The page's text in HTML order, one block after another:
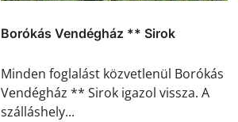
Borókás Vendégház ** Sirok
Minden foglalást közvetlenül Borókás
Vendégház ** Sirok igazol vissza. A
szálláshely...